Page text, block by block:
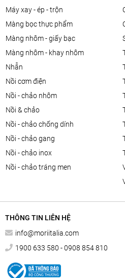
máy xay - ép - trộn
màng bọc thực phẩm
màng nhôm - giấy bạc
màng nhôm - khay nhôm
nhẫn
nồi cơm điện
nồi - chảo nhôm
nồi & chảo
nồi - chảo chống dính
nồi - chảo gang
nồi - chảo inox
nồi - chảo tráng men
THÔNG TIN LIÊN HỆ
info@moriitalia.com
1900 633 580 - 0908 854 810